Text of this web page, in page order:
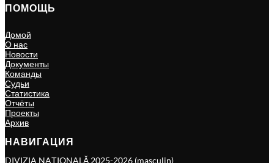
ПОМОЩЬ
Домой
О нас
Новости
Документы
Команды
Судьи
Статистика
Отчёты
Проекты
Архив
НАВИГАЦИЯ
DIVIZIA NAȚIONALĂ 2025-2026 (masculin)